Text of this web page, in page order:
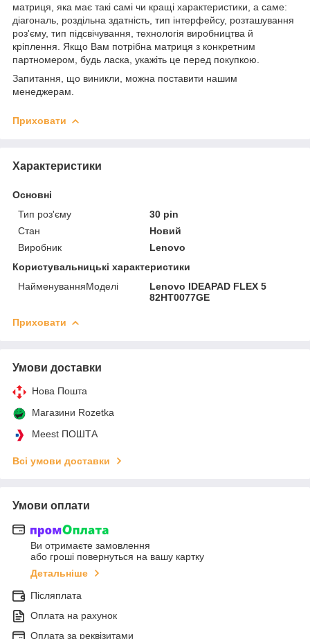
матриця, яка має такі самі чи кращі характеристики, а саме:
діагональ, роздільна здатність, тип інтерфейсу, розташування
роз'єму, тип підсвічування, технологія виробництва й
кріплення. Якщо Вам потрібна матриця з конкретним
партномером, будь ласка, укажіть це перед покупкою.
Запитання, що виникли, можна поставити нашим
менеджерам.
Приховати
Характеристики
Основні
Тип роз'єму
30 pin
Стан
Новий
Виробник
Lenovo
Користувальницькі характеристики
НайменуванняМоделі
Lenovo IDEAPAD FLEX 5
82HT0077GE
Приховати
Умови доставки
Нова Пошта
Магазини Rozetka
Meest ПОШТА
Всі умови доставки
Умови оплати
Ви отримаєте замовлення
або гроші повернуться на вашу картку
Детальніше
Післяплата
Оплата на рахунок
Оплата за реквізитами